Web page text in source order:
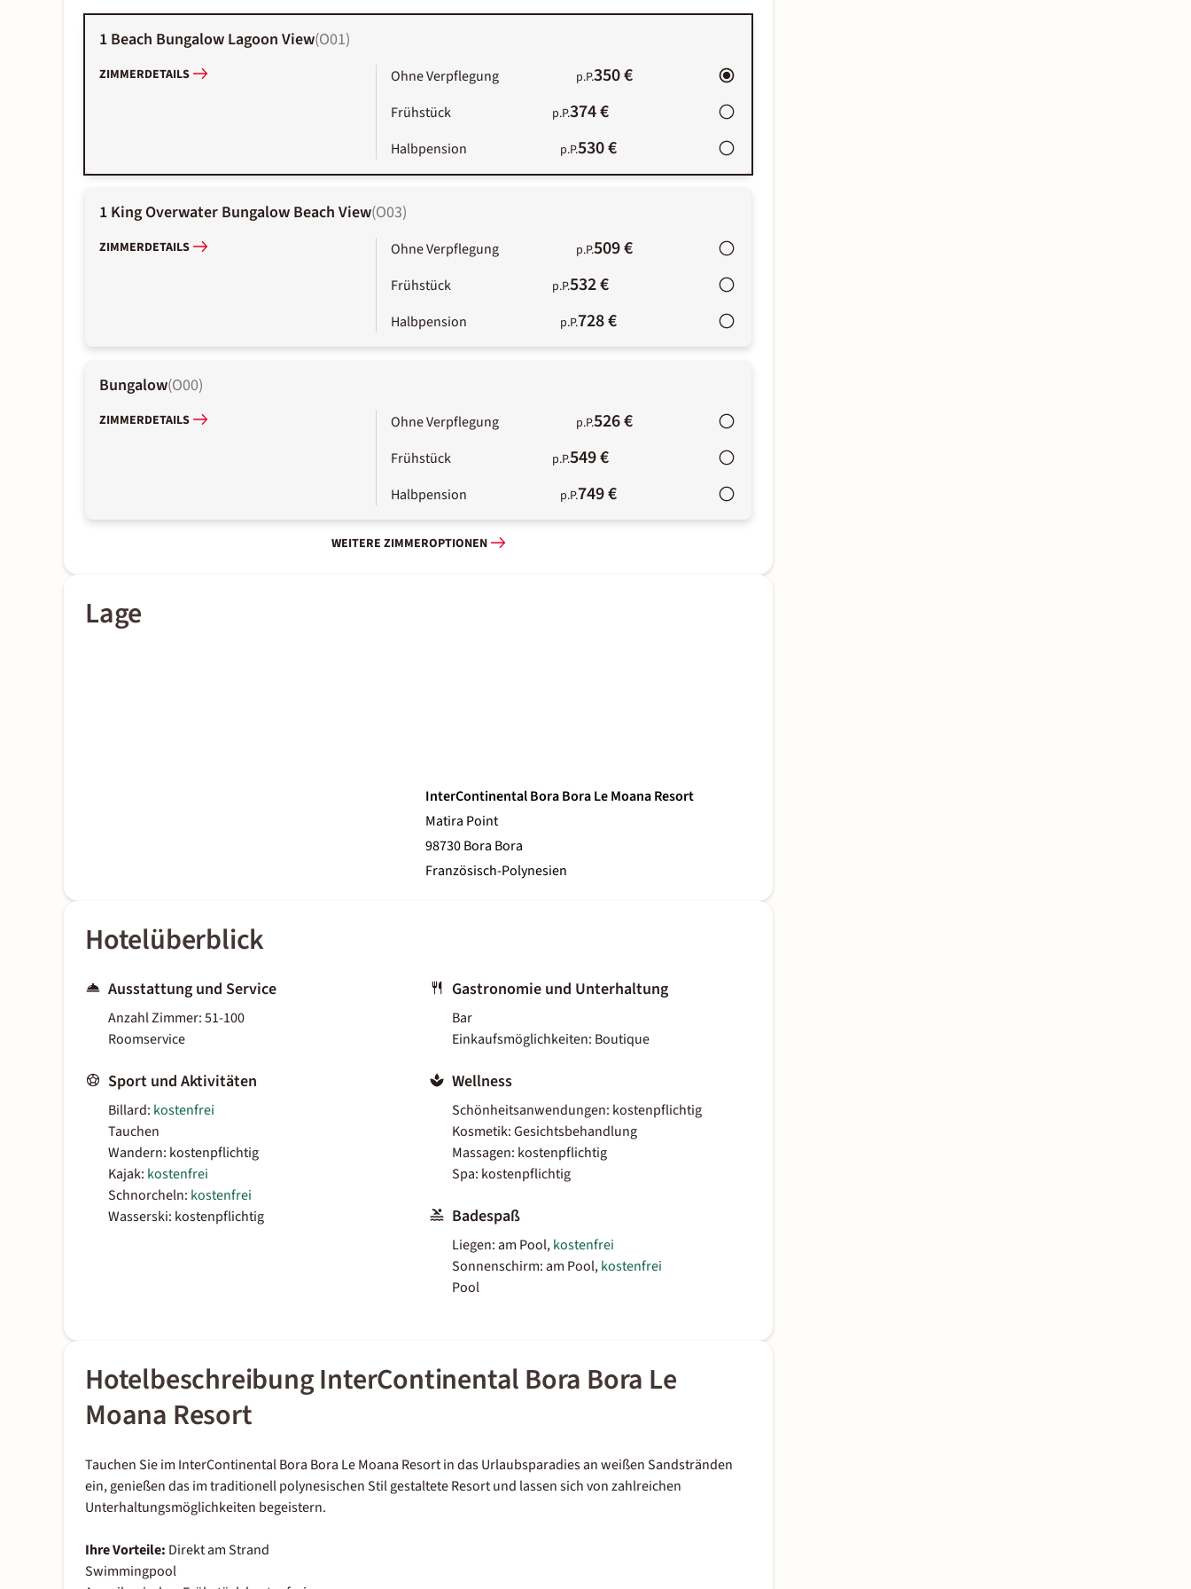
1 Beach Bungalow Lagoon View(O01)
ZIMMERDETAILS Ohne Verpflegung p.P.350 €
Frühstück p.P.374 €
Halbpension p.P.530 €
1 King Overwater Bungalow Beach View(O03)
ZIMMERDETAILS Ohne Verpflegung p.P.509 €
Frühstück p.P.532 €
Halbpension p.P.728 €
Bungalow(O00)
ZIMMERDETAILS Ohne Verpflegung p.P.526 €
Frühstück p.P.549 €
Halbpension p.P.749 €
WEITERE ZIMMEROPTIONEN
Lage
InterContinental Bora Bora Le Moana Resort
Matira Point
98730 Bora Bora
Französisch-Polynesien
Hotelüberblick
Ausstattung und Service
Anzahl Zimmer: 51-100
Roomservice
Sport und Aktivitäten
Billard: kostenfrei
Tauchen
Wandern: kostenpflichtig
Kajak: kostenfrei
Schnorcheln: kostenfrei
Wasserski: kostenpflichtig
Gastronomie und Unterhaltung
Bar
Einkaufsmöglichkeiten: Boutique
Wellness
Schönheitsanwendungen: kostenpflichtig
Kosmetik: Gesichtsbehandlung
Massagen: kostenpflichtig
Spa: kostenpflichtig
Badespaß
Liegen: am Pool,kostenfrei
Sonnenschirm: am Pool,kostenfrei
Pool
Hotelbeschreibung InterContinental Bora Bora Le
Moana Resort
Tauchen Sie im InterContinental Bora Bora Le Moana Resort in das Urlaubsparadies an weißen Sandstränden
ein, genießen das im traditionell polynesischen Stil gestaltete Resort und lassen sich von zahlreichen
Unterhaltungsmöglichkeiten begeistern.
Ihre Vorteile: Direkt am Strand
Swimmingpool